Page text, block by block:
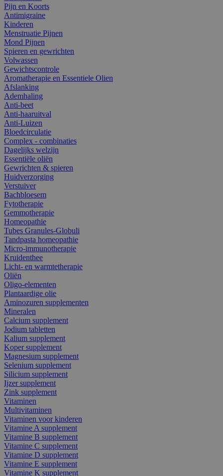
Pijn en Koorts
Antimigraine
Kinderen
Menstruatie Pijnen
Mond Pijnen
Spieren en gewrichten
Volwassen
Gewichtscontrole
Aromatherapie en Essentiele Olien
Afslanking
Ademhaling
Anti-beet
Anti-haaruitval
Anti-Luizen
Bloedcirculatie
Complex - combinaties
Dagelijks welzijn
Essentiële oliën
Gewrichten & spieren
Huidverzorging
Verstuiver
Bachbloesem
Fytotherapie
Gemmotherapie
Homeopathie
Tubes Granules-Globuli
Tandpasta homeopathie
Micro-immunotherapie
Kruidenthee
Licht- en warmtetherapie
Oliën
Oligo-elementen
Plantaardige olie
Aminozuren supplementen
Mineralen
Calcium supplement
Jodium tabletten
Kalium supplement
Koper supplement
Magnesium supplement
Selenium supplement
Silicium supplement
Ijzer supplement
Zink supplement
Vitaminen
Multivitaminen
Vitaminen voor kinderen
Vitamine A supplement
Vitamine B supplement
Vitamine C supplement
Vitamine D supplement
Vitamine E supplement
Vitamine K supplement